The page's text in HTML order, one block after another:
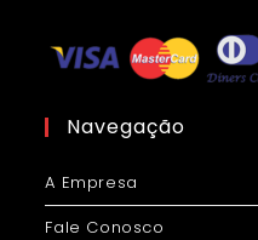
Navegação
A Empresa
Fale Conosco